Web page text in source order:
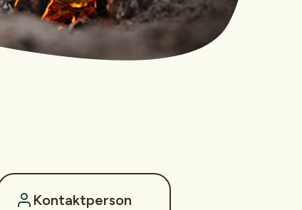
Kontaktperson